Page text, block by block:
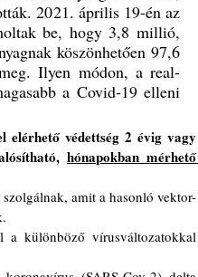
2021. április 19-én az
be, hogy 3,8 millió,
köszönhetően 97,6
Ilyen módon, a real-
a Covid-19 elleni
elérhető védettség 2 évig vagy
hónapokban mérhető